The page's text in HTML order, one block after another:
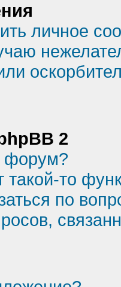
личное
2
форум?
такой-то
по